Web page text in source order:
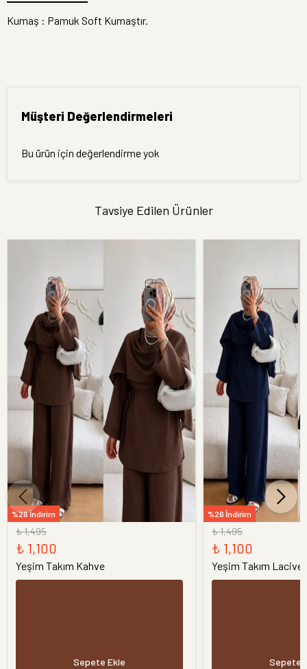
Kumaş : Pamuk Soft Kumaştır.
Müşteri Değerlendirmeleri
Bu ürün için değerlendirme yok
Tavsiye Edilen Ürünler
%26 İndirim
₺ 1,495
₺ 1,100
Yeşim Takım Kahve
Sepete Ekle
%26 İndirim
₺ 1,495
₺ 1,100
Yeşim Takım
Sepete